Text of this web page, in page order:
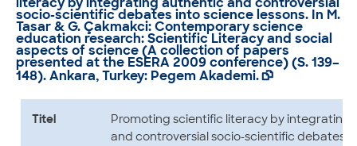
socio-scientific debates into science lessons. In M.
Tasar & G. Çakmakci: Contemporary science
education research: Scientific Literacy and social
aspects of science (A collection of papers
presented at the ESERA 2009 conference) (S. 139–
148). Ankara, Turkey: Pegem Akademi. 
Titel
Promoting scientific literacy by integrating
and controversial socio-scientific debates